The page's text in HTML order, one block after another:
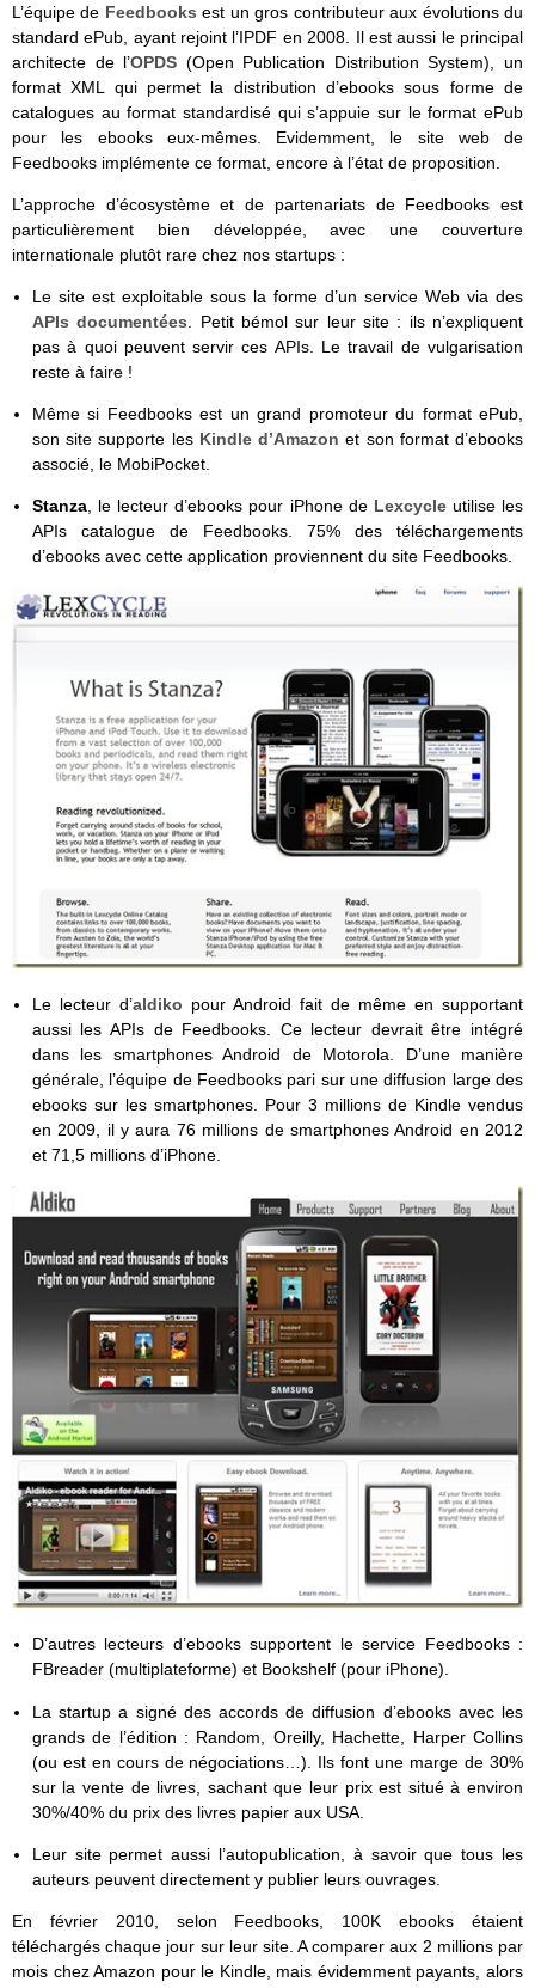
L’équipe de Feedbooks est un gros contributeur aux évolutions du
standard ePub, ayant rejoint l’IPDF en 2008. Il est aussi le principal
architecte de l’OPDS (Open Publication Distribution System), un
format XML qui permet la distribution d’ebooks sous forme de
catalogues au format standardisé qui s’appuie sur le format ePub
pour les ebooks eux-mêmes. Evidemment, le site web de
Feedbooks implémente ce format, encore à l’état de proposition.
L’approche d’écosystème et de partenariats de Feedbooks est
particulièrement bien développée, avec une couverture
internationale plutôt rare chez nos startups :
Le site est exploitable sous la forme d’un service Web via des
APIs documentées . Petit bémol sur leur site : ils n’expliquent
pas à quoi peuvent servir ces APIs. Le travail de vulgarisation
reste à faire !
Même si Feedbooks est un grand promoteur du format ePub,
son site supporte les Kindle d’Amazon et son format d’ebooks
associé, le MobiPocket.
Stanza, le lecteur d’ebooks pour iPhone de Lexcycleutilise les
APIs catalogue de Feedbooks. 75% des téléchargements
d’ebooks avec cette application proviennent du site Feedbooks.
Le lecteur d’aldiko pour Android fait de même en supportant
aussi les APIs de Feedbooks. Ce lecteur devrait être intégré
dans les smartphones Android de Motorola. D’une manière
générale, l’équipe de Feedbooks pari sur une diffusion large des
ebooks sur les smartphones. Pour 3 millions de Kindle vendus
en 2009, il y aura 76 millions de smartphones Android en 2012
et 71,5 millions d’iPhone.
D’autres lecteurs d’ebooks supportent le service Feedbooks :
FBreader (multiplateforme) et Bookshelf (pour iPhone).
La startup a signé des accords de diffusion d’ebooks avec les
grands de l’édition : Random, Oreilly, Hachette, Harper Collins
(ou est en cours de négociations…). Ils font une marge de 30%
sur la vente de livres, sachant que leur prix est situé à environ
30%/40% du prix des livres papier aux USA.
Leur site permet aussi l’autopublication, à savoir que tous les
auteurs peuvent directement y publier leurs ouvrages.
En février 2010, selon Feedbooks, 100K ebooks étaient
téléchargés chaque jour sur leur site. A comparer aux 2 millions par
mois chez Amazon pour le Kindle, mais évidemment payants, alors